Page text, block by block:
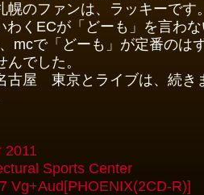
のファンは、ラッキーです。
くECが「どーも」を言わな
mcで「どーも」が定番のは
んでした。
屋 東京とライブは、続き
Sports Center
Vg+Aud[PHOENIX(2CD-R)]